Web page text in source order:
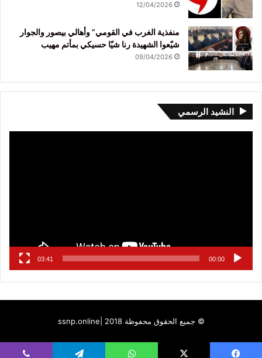
12/04/2026
منفذية الغرب في القومي” وأهالي بيصور والجوار
شيّعوا الشهيدة رنا شيّا حسيكي بمأتم مهيب
09/04/2026
النشيد الرسمي
00:00
03:41
© جميع الحقوق محفوظة 2018 | ssnp.online